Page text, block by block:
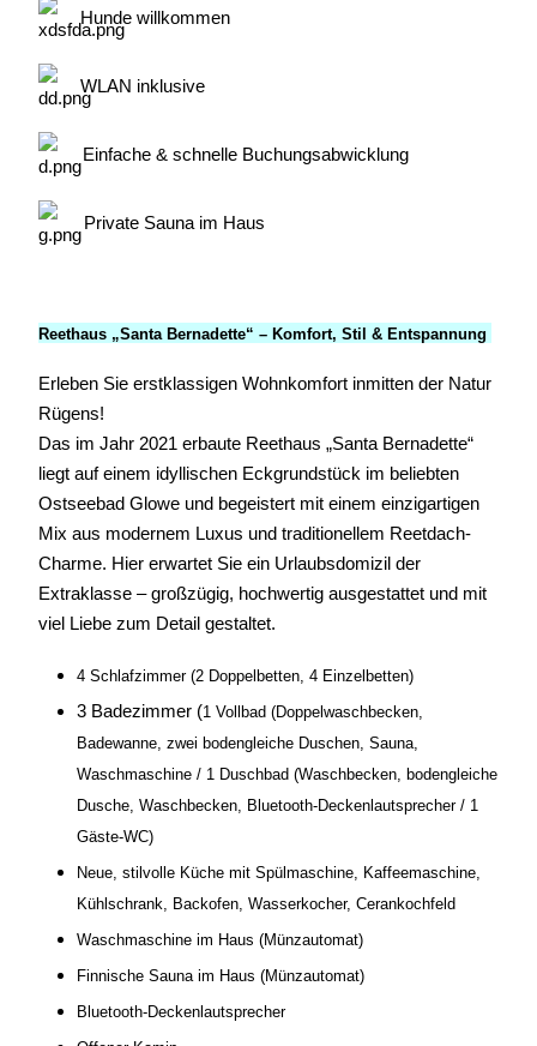
Hunde willkommen
WLAN inklusive
Einfache & schnelle Buchungsabwicklung
Private Sauna im Haus
Reethaus „Santa Bernadette“ – Komfort, Stil & Entspannung
Erleben Sie erstklassigen Wohnkomfort inmitten der Natur
Rügens!
Das im Jahr 2021 erbaute Reethaus „Santa Bernadette“
liegt auf einem idyllischen Eckgrundstück im beliebten
Ostseebad Glowe und begeistert mit einem einzigartigen
Mix aus modernem Luxus und traditionellem Reetdach-
Charme. Hier erwartet Sie ein Urlaubsdomizil der
Extraklasse – großzügig, hochwertig ausgestattet und mit
viel Liebe zum Detail gestaltet.
4 Schlafzimmer (2 Doppelbetten, 4 Einzelbetten)
3 Badezimmer (1 Vollbad (Doppelwaschbecken,
Badewanne, zwei bodengleiche Duschen, Sauna,
Waschmaschine / 1 Duschbad (Waschbecken, bodengleiche
Dusche, Waschbecken, Bluetooth-Deckenlautsprecher / 1
Gäste-WC)
Neue, stilvolle Küche mit Spülmaschine, Kaffeemaschine,
Kühlschrank, Backofen, Wasserkocher, Cerankochfeld
Waschmaschine im Haus (Münzautomat)
Finnische Sauna im Haus (Münzautomat)
Bluetooth-Deckenlautsprecher